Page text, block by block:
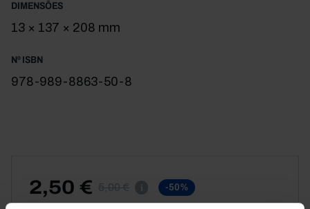
DIMENSÕES
13 × 137 × 208 mm
Nº ISBN
978-989-8863-50-8
2,50 € 5,00 € -50%